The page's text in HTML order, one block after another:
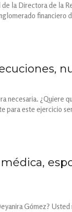
la Directora de la
financiero
necesaria. ¿Quiere
para este ejercicio
Gómez?